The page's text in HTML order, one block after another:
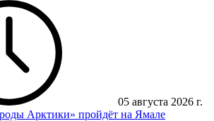
05 августа 2026 г.
Арктики» пройдёт на Ямале